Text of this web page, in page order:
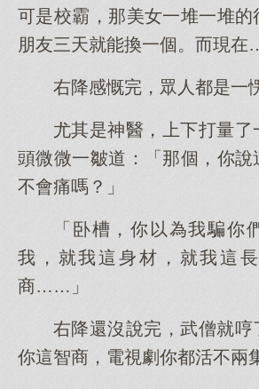
可是校霸，那美女一堆一堆
朋友三天就能換一個。而現在
右降感慨完，眾人都是一
尤其是神醫，上下打量了
頭微微一皺道：「那個，你
不會痛嗎？」
「卧槽，你以為我騙你
我，就我這身材，就我這
商……」
右降還沒說完，武僧就哼
你這智商，電視劇你都活不兩